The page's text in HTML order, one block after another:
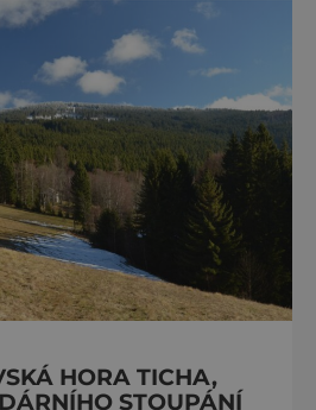
proti turistům. Jde o
už nechce být obětí
HORA TICHA,
STOUPÁNÍ